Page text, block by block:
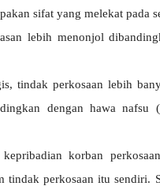
sifat yang melekat pada
lebih menonjol
tindak perkosaan lebih
dengan hawa nafsu (
kepribadian korban perkosaan
tindak perkosaan itu sendiri.